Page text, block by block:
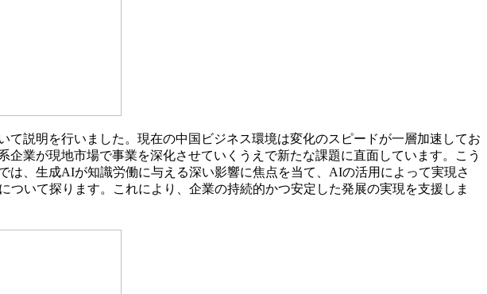
説明を行いました。現在の中国ビジネス環境は変化のスピードが一層加速してお
業が現地市場で事業を深化させていくうえで新たな課題に直面しています。こう
、生成AIが知識労働に与える深い影響に焦点を当て、AIの活用によって実現さ
いて探ります。これにより、企業の持続的かつ安定した発展の実現を支援しま